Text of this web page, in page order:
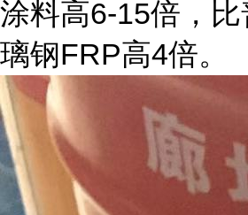
涂料高6-15倍，比
璃钢FRP高4倍。